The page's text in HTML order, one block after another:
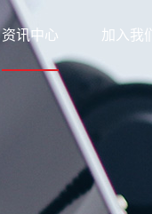
资讯中心
新闻中心
下载中心
加入我们